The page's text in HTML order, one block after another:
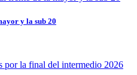
y la sub 20